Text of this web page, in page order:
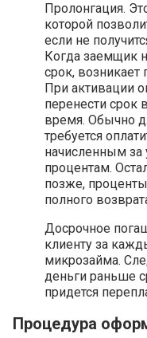
Пролонгация.
которой
если не
Когда заемщик
срок, возникает
При активации
перенести срок
время. Обычно
требуется
начисленным
процентам.
позже,
полного
Досрочное
клиенту за
микрозайма.
деньги раньше
придется
Процедура